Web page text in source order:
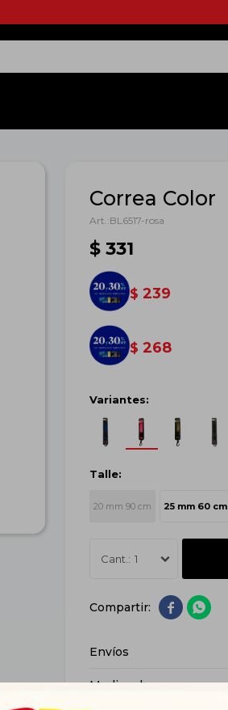
Correa Color
BL6517-rosa
$ 331
$ 239
$ 268
Variantes:
Talle:
20 mm 90 cm 25 mm 60 cm
1
 
Envíos
Medios de pago